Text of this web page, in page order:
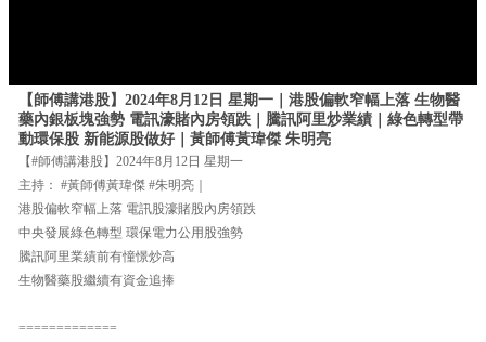
【師傅講港股】2024年8月12日 星期一｜港股偏軟窄幅上落 生物醫
藥內銀板塊強勢 電訊濠賭內房領跌｜騰訊阿里炒業績｜綠色轉型帶
動環保股 新能源股做好｜黃師傅黃瑋傑 朱明亮
【#師傅講港股】2024年8月12日 星期一
主持： #黃師傅黃瑋傑 #朱明亮｜
港股偏軟窄幅上落 電訊股濠賭股內房領跌
中央發展綠色轉型 環保電力公用股強勢
騰訊阿里業績前有憧憬炒高
生物醫藥股繼續有資金追捧
=============